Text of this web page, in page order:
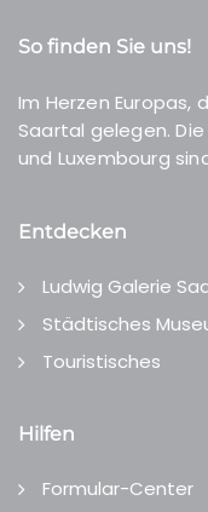
So finden Sie uns!
Im Herzen Europas,
Saartal gelegen.
und Luxembourg
Entdecken
Ludwig Galerie
Städtisches
Touristisches
Hilfen
Formular-Center